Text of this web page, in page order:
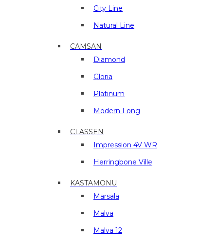
City Line
Natural Line
CAMSAN
Diamond
Gloria
Platinum
Modern Long
CLASSEN
Impression 4V WR
Herringbone Ville
KASTAMONU
Marsala
Malva
Malva 12